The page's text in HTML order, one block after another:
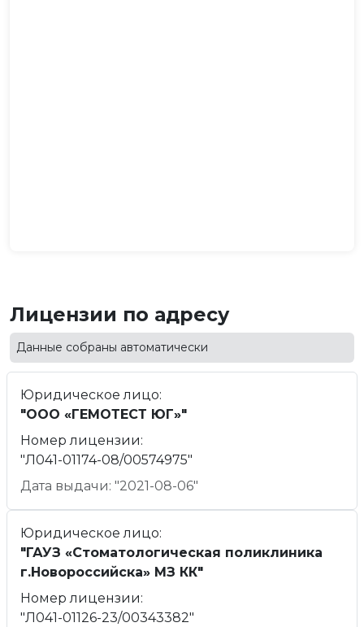
Лицензии по адресу
Данные собраны автоматически
Юридическое лицо:
"ООО «ГЕМОТЕСТ ЮГ»"
Номер лицензии:
"Л041-01174-08/00574975"
Дата выдачи: "2021-08-06"
Юридическое лицо:
"ГАУЗ «Стоматологическая поликлиника
г.Новороссийска» МЗ КК"
Номер лицензии:
"Л041-01126-23/00343382"